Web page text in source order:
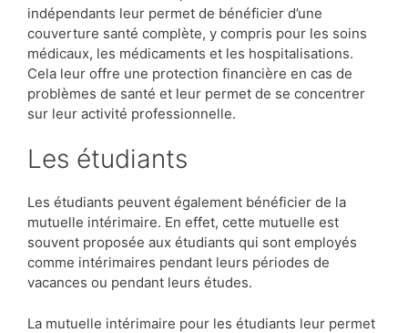
indépendants leur permet de bénéficier d’une
couverture santé complète, y compris pour les soins
médicaux, les médicaments et les hospitalisations.
Cela leur offre une protection financière en cas de
problèmes de santé et leur permet de se concentrer
sur leur activité professionnelle.
Les étudiants
Les étudiants peuvent également bénéficier de la
mutuelle intérimaire. En effet, cette mutuelle est
souvent proposée aux étudiants qui sont employés
comme intérimaires pendant leurs périodes de
vacances ou pendant leurs études.
La mutuelle intérimaire pour les étudiants leur permet